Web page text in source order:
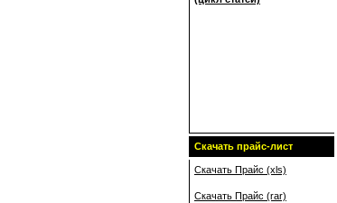
Скачать прайс-лист
Скачать Прайс (xls)
Скачать Прайс (rar)